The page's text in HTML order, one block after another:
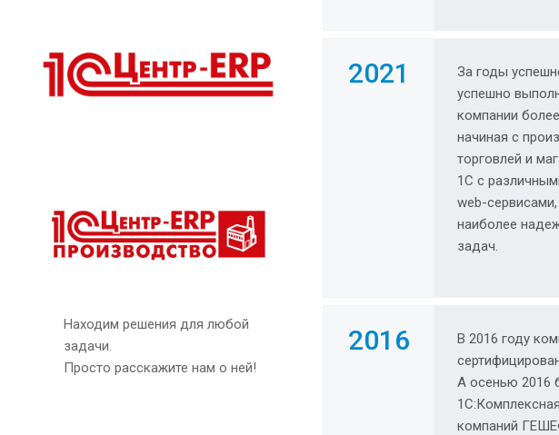
2021
За годы
успешно
компании
начиная с
торговлей и
1С с
web-
наиболее
задач.
2016
В 2016 году
А осенью 2016
компаний
Находим решения для любой
задачи.
Просто расскажите нам о ней!